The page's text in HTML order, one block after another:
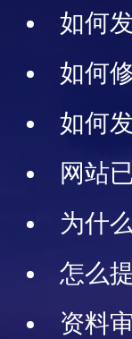
如何
牌招商
如何
方法如何
网站
机构如
为什
怎么
中榜/资料